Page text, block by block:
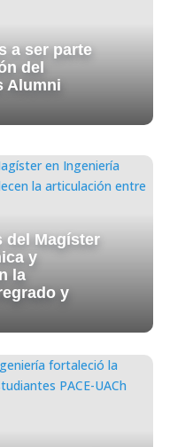
a ser parte
del
Alumni
del Magíster
y
la
y